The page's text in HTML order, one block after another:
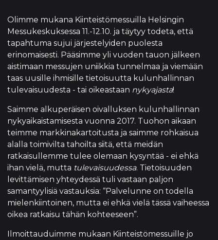
Olimme mukana Kiinteistömessuilla Helsingin
Messukeskuksessa 11.-12.10. ja täytyy todeta, että
tapahtuma sujui järjestelyiden puolesta
erinomaisesti. Pääsimme yli vuoden tauon jälkeen
aistimaan messujen uniikkia tunnelmaa ja viemään
taas uusille ihmisille tietoisuutta kulunhallinnan
tulevaisuudesta - tai oikeastaan nykyajasta!
Saimme alkuperäisen oivalluksen kulunhallinnan
nykyaikaistamisesta vuonna 2017. Tuohon aikaan
teimme markkinakartoitusta ja saimme rohkaisua
alalla toimivilta tahoilta siitä, että meidän
ratkaisullemme tulee olemaan kysyntää - ei ehkä
ihan vielä, mutta tulevaisuudessa. Tietoisuuden
levittämisen yhteydessä tuli vastaan paljon
samantyylisiä vastauksia: “Palvelunne on todella
mielenkiintoinen, mutta ei ehkä vielä tässä vaiheessa
oikea ratkaisu tähän kohteeseen”.
Ilmoittauduimme mukaan Kiinteistömessuille jo